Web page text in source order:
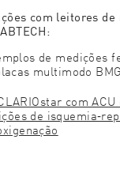
com leitores
de medições
multimodo
com ACU
de